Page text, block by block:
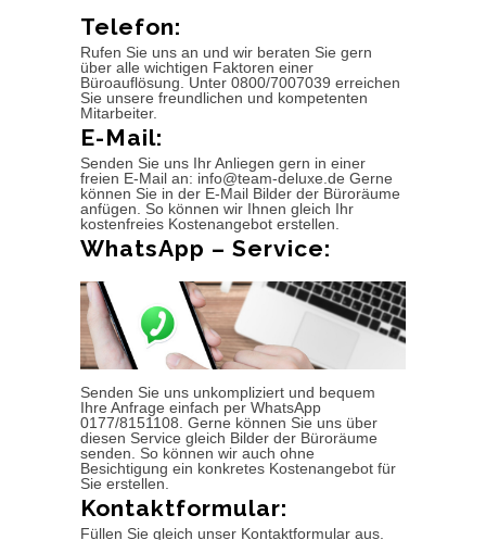
Telefon:
Rufen Sie uns an und wir beraten Sie gern
über alle wichtigen Faktoren einer
Büroauflösung. Unter 0800/7007039 erreichen
Sie unsere freundlichen und kompetenten
Mitarbeiter.
E-Mail:
Senden Sie uns Ihr Anliegen gern in einer
freien E-Mail an: info@team-deluxe.de Gerne
können Sie in der E-Mail Bilder der Büroräume
anfügen. So können wir Ihnen gleich Ihr
kostenfreies Kostenangebot erstellen.
WhatsApp – Service:
Senden Sie uns unkompliziert und bequem
Ihre Anfrage einfach per WhatsApp
0177/8151108. Gerne können Sie uns über
diesen Service gleich Bilder der Büroräume
senden. So können wir auch ohne
Besichtigung ein konkretes Kostenangebot für
Sie erstellen.
Kontaktformular:
Füllen Sie gleich unser Kontaktformular aus.